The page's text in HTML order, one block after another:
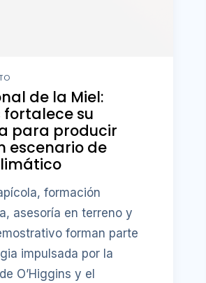
de la Miel:
fortalece su
para producir
escenario de
formación
asesoría en terreno y
forman parte
impulsada por la
O’Higgins y el